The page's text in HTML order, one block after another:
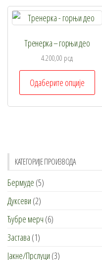
на
Тренерка – горњи део
4.200,00 рсд
Одаберите опције
Овај
КАТЕГОРИЈЕ ПРОИЗВОДА
Бермуде (5)
Дуксеви (2)
Ђубре мерч (6)
Застава (1)
Јакне/Прслуци (3)